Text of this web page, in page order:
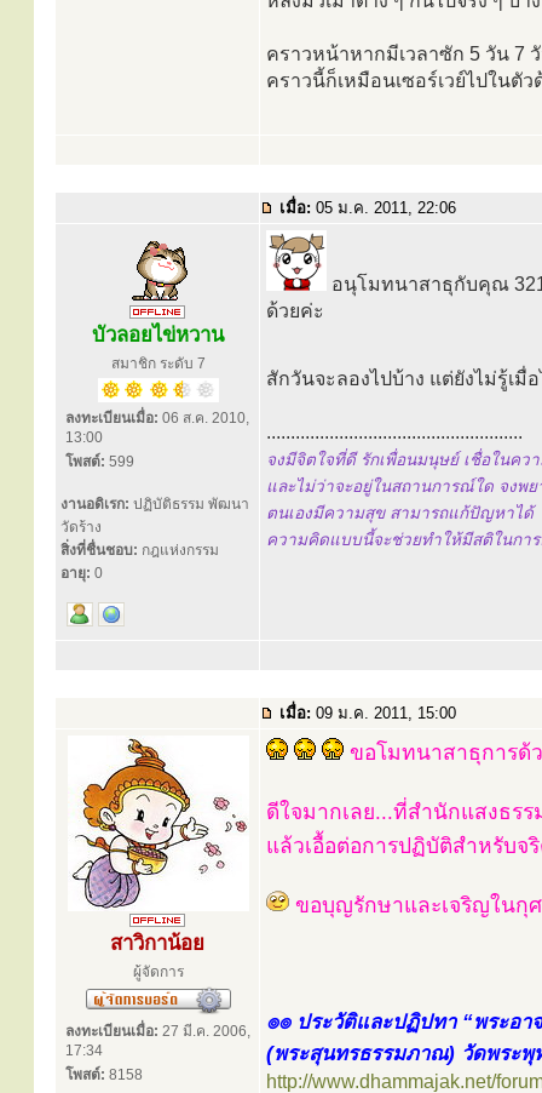
คราวหน้าหากมีเวลาซัก 5 วัน 7
คราวนี้ก็เหมือนเซอร์เวย์ไปในตั
เมื่อ: 05 ม.ค. 2011, 22:06
บัวลอยไข่หวาน
สมาชิก ระดับ 7
ลงทะเบียนเมื่อ: 06 ส.ค. 2010,
13:00
โพสต์: 599
งานอดิเรก: ปฏิบัติธรรม พัฒนา
วัดร้าง
สิ่งที่ชื่นชอบ: กฎแห่งกรรม
อายุ: 0
อนุโมทนาสาธุกับคุณ
ด้วยค่ะ
สักวันจะลองไปบ้าง แต่ยังไม่รู้เ
.....................................................
จงมีจิตใจที่ดี รักเพื่อนมนุษย์ เชื่อในคว
และไม่ว่าจะอยู่ในสถานการณ์ใด จงพ
ตนเองมีความสุข สามารถแก้ปัญหาได้
ความคิดแบบนี้จะช่วยทำให้มีสติในกา
เมื่อ: 09 ม.ค. 2011, 15:00
สาวิกาน้อย
ผู้จัดการ
ลงทะเบียนเมื่อ: 27 มี.ค. 2006,
17:34
โพสต์: 8158
ขอโมทนาสาธุการด้
ดีใจมากเลย...ที่สำนักแสงธร
แล้วเอื้อต่อการปฏิบัติสำหรับจ
ขอบุญรักษาและเจริญในกุ
๏๏ ประวัติและปฏิปทา “พระอา
(พระสุนทรธรรมภาณ) วัดพระพุ
http://www.dhammajak.net/